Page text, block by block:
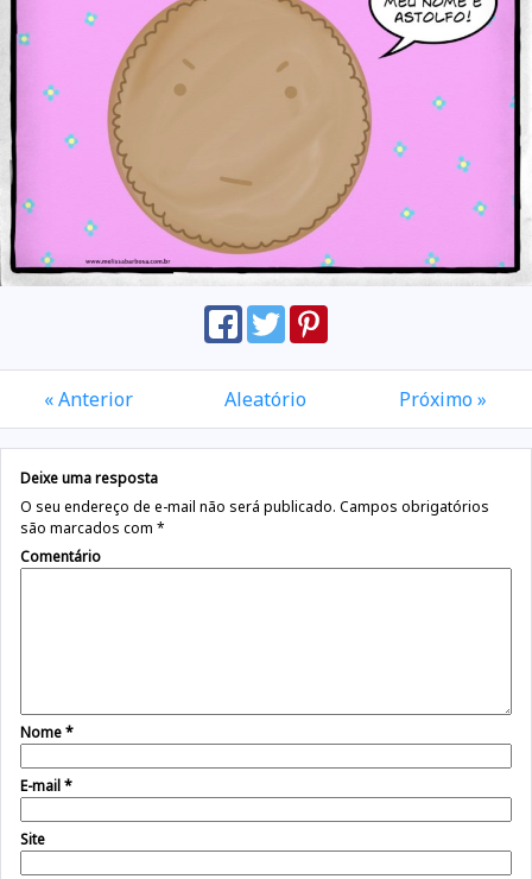
« Anterior Aleatório Próximo »
Deixe uma resposta
O seu endereço de e-mail não será publicado. Campos obrigatórios
são marcados com *
Comentário
Nome*
E-mail*
Site